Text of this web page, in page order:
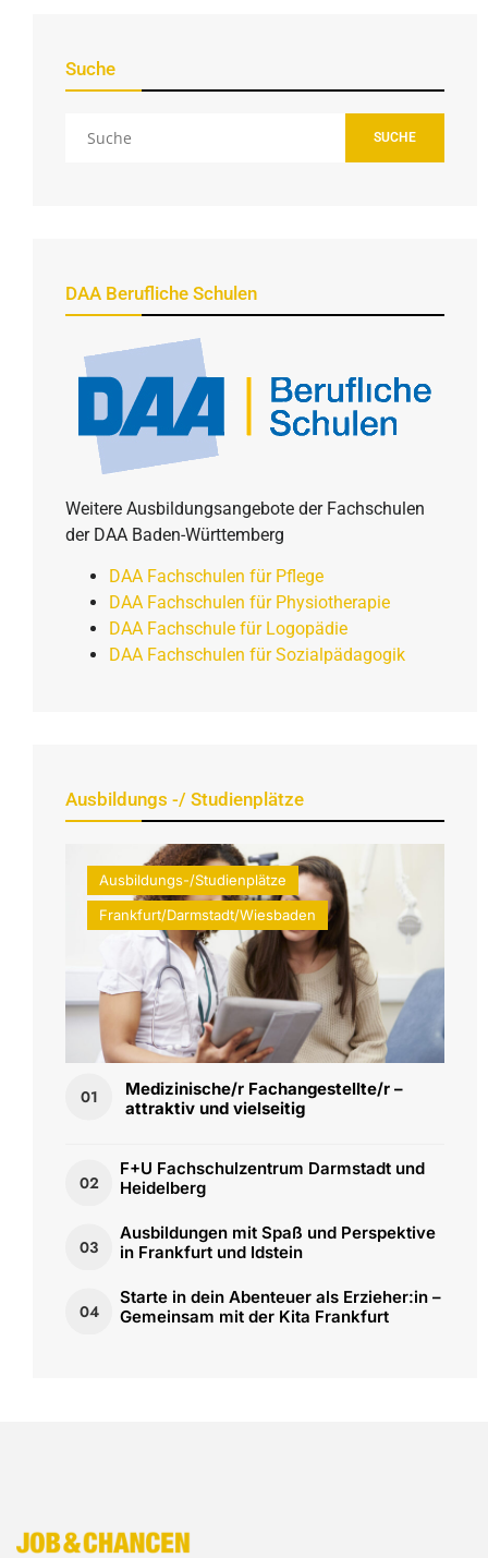
Suche
SUCHE
DAA Berufliche Schulen
Weitere Ausbildungsangebote der Fachschulen
der DAA Baden-Württemberg
DAA Fachschulen für Pflege
DAA Fachschulen für Physiotherapie
DAA Fachschule für Logopädie
DAA Fachschulen für Sozialpädagogik
Ausbildungs -/ Studienplätze
Ausbildungs-/Studienplätze
Frankfurt/Darmstadt/Wiesbaden
01
Medizinische/r Fachangestellte/r –
attraktiv und vielseitig
02
F+U Fachschulzentrum Darmstadt und
Heidelberg
03
Ausbildungen mit Spaß und Perspektive
in Frankfurt und Idstein
04
Starte in dein Abenteuer als Erzieher:in –
Gemeinsam mit der Kita Frankfurt